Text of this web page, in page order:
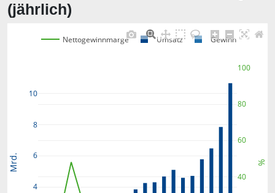
(jährlich)
4
6
8
10
40
60
80
100
Nettogewinnmarge Umsatz Gewinn
Mrd. %